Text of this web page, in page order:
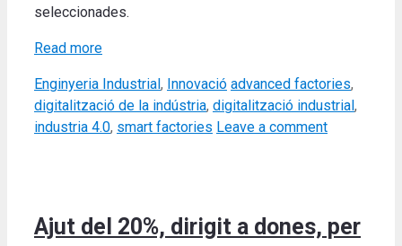
seleccionades.
Read more
Categories
Enginyeria Industrial, Innovació Tags
advanced factories,
digitalització de la indústria, digitalització industrial,
industria 4.0, smart factories Leave a comment
Ajut del 20%, dirigit a dones, per